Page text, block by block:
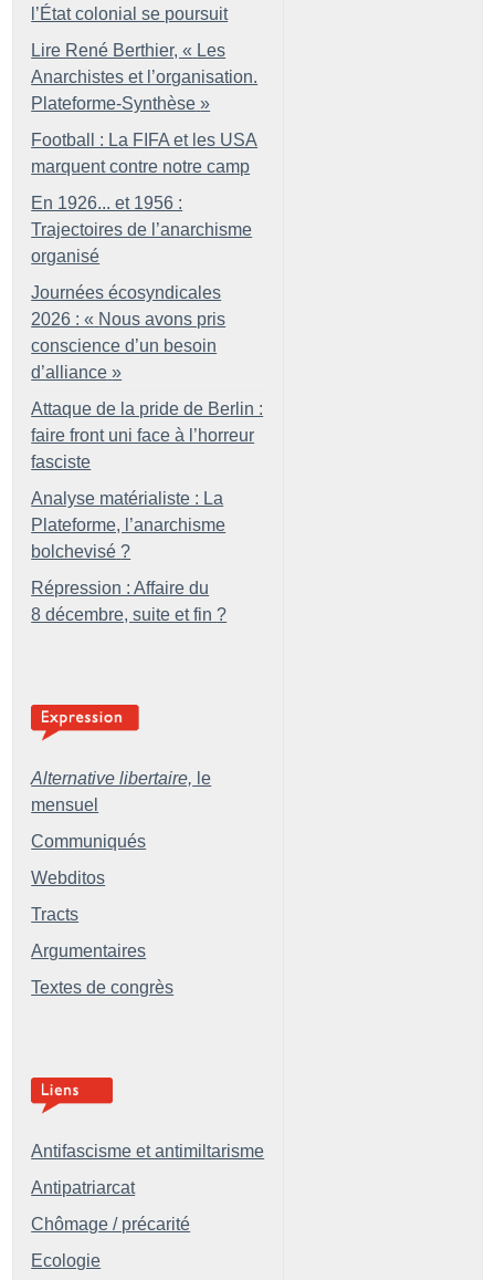
l’État colonial se poursuit
Lire René Berthier, « Les
Anarchistes et l’organisation.
Plateforme-Synthèse »
Football : La FIFA et les USA
marquent contre notre camp
En 1926... et 1956 :
Trajectoires de l’anarchisme
organisé
Journées écosyndicales
2026 : « Nous avons pris
conscience d’un besoin
d’alliance »
Attaque de la pride de Berlin :
faire front uni face à l’horreur
fasciste
Analyse matérialiste : La
Plateforme, l’anarchisme
bolchevisé ?
Répression : Affaire du
8 décembre, suite et fin ?
Alternative libertaire, le
mensuel
Communiqués
Webditos
Tracts
Argumentaires
Textes de congrès
Antifascisme et antimiltarisme
Antipatriarcat
Chômage / précarité
Ecologie